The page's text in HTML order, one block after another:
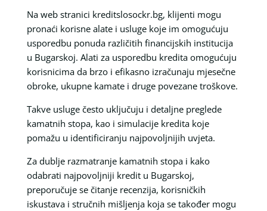
Na web stranici kreditslosockr.bg, klijenti mogu
pronaći korisne alate i usluge koje im omogućuju
usporedbu ponuda različitih financijskih institucija
u Bugarskoj. Alati za usporedbu kredita omogućuju
korisnicima da brzo i efikasno izračunaju mjesečne
obroke, ukupne kamate i druge povezane troškove.
Takve usluge često uključuju i detaljne preglede
kamatnih stopa, kao i simulacije kredita koje
pomažu u identificiranju najpovoljnijih uvjeta.
Za dublje razmatranje kamatnih stopa i kako
odabrati najpovoljniji kredit u Bugarskoj,
preporučuje se čitanje recenzija, korisničkih
iskustava i stručnih mišljenja koja se također mogu